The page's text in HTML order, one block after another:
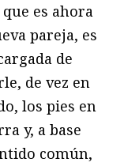
que es ahora
pareja, es
de
de vez en
los pies en
y, a base
común,